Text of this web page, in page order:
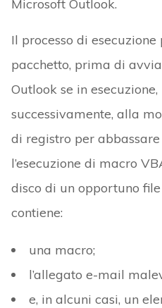
Microsoft Outlook.
Il processo di
pacchetto, prima di
Outlook se in
successivamente, alla
di registro per
l’esecuzione di macro
disco di un opportuno
contiene:
una macro;
l’allegato e-mail
e, in alcuni casi, un